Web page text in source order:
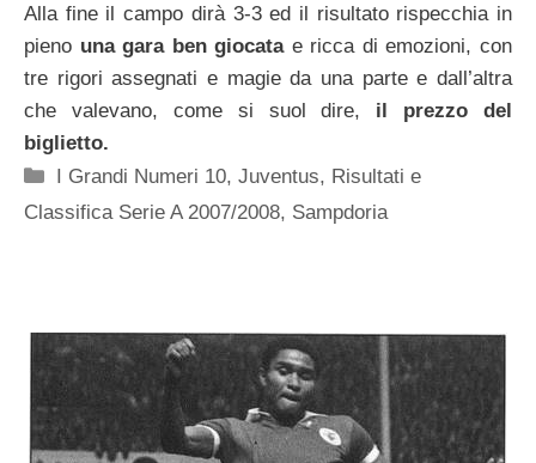
Alla fine il campo dirà 3-3 ed il risultato rispecchia in
pieno una gara ben giocatae ricca di emozioni, con
tre rigori assegnati e magie da una parte e dall’altra
che valevano, come si suol dire, il prezzo del
biglietto.
Categorie
I Grandi Numeri 10,Juventus, Risultati e
Classifica Serie A 2007/2008, Sampdoria